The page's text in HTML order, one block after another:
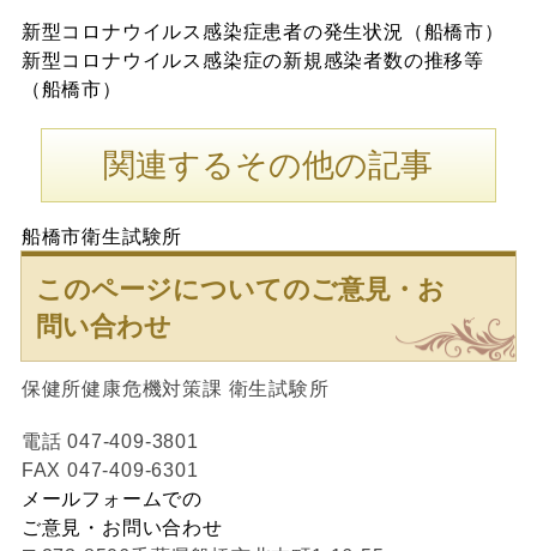
新型コロナウイルス感染症患者の発生状況（船橋市）
新型コロナウイルス感染症の新規感染者数の推移等
（船橋市）
関連するその他の記事
船橋市衛生試験所
このページについてのご意見・お
問い合わせ
保健所健康危機対策課 衛生試験所
電話 047-409-3801
FAX 047-409-6301
メールフォームでの
ご意見・お問い合わせ